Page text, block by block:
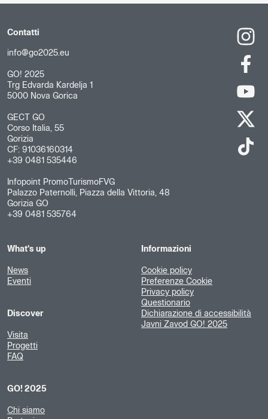
Contatti
info@go2025.eu
GO! 2025
Trg Edvarda Kardelja 1
5000 Nova Gorica
GECT GO
Corso Italia, 55
Gorizia
CF: 91036160314
+39 0481 535446
Infopoint PromoTurismoFVG
Palazzo Paternolli, Piazza della Vittoria, 48
Gorizia GO
+39 0481 535764
What's up
News
Eventi
Discover
Visita
Progetti
FAQ
GO! 2025
Chi siamo
Informazioni
Cookie policy
Preferenze Cookie
Privacy policy
Questionario
Dichiarazione di accessibilità
Javni Zavod GO! 2025